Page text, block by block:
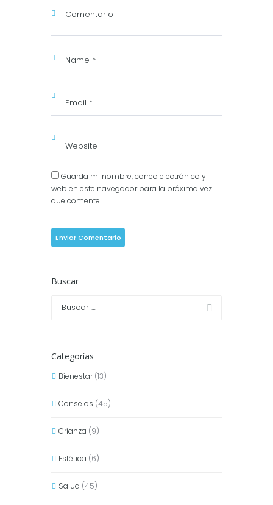
Guarda mi nombre, correo electrónico y
web en este navegador para la próxima vez
que comente.
Buscar
Categorías
Bienestar(13)
Consejos (45)
Crianza (9)
Estética (6)
Salud (45)